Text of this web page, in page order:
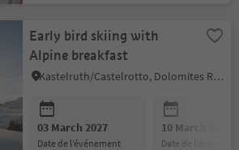
Early bird skiing with
Alpine breakfast
Kastelruth/Castelrotto, Dolomites Region Seiser Alm
03 March 2027
date de l’événement
10 March 2027
date de